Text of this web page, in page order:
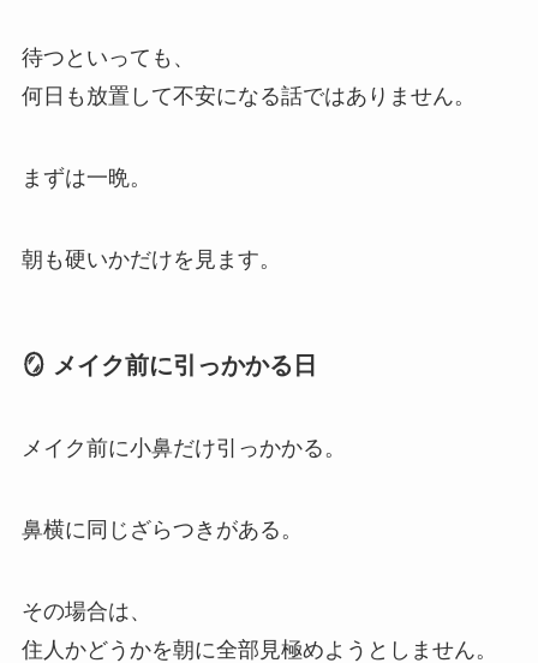
待つといっても、
何日も放置して不安になる話ではありません。
まずは一晩。
朝も硬いかだけを見ます。
🪞 メイク前に引っかかる日
メイク前に小鼻だけ引っかかる。
鼻横に同じざらつきがある。
その場合は、
住人かどうかを朝に全部見極めようとしません。